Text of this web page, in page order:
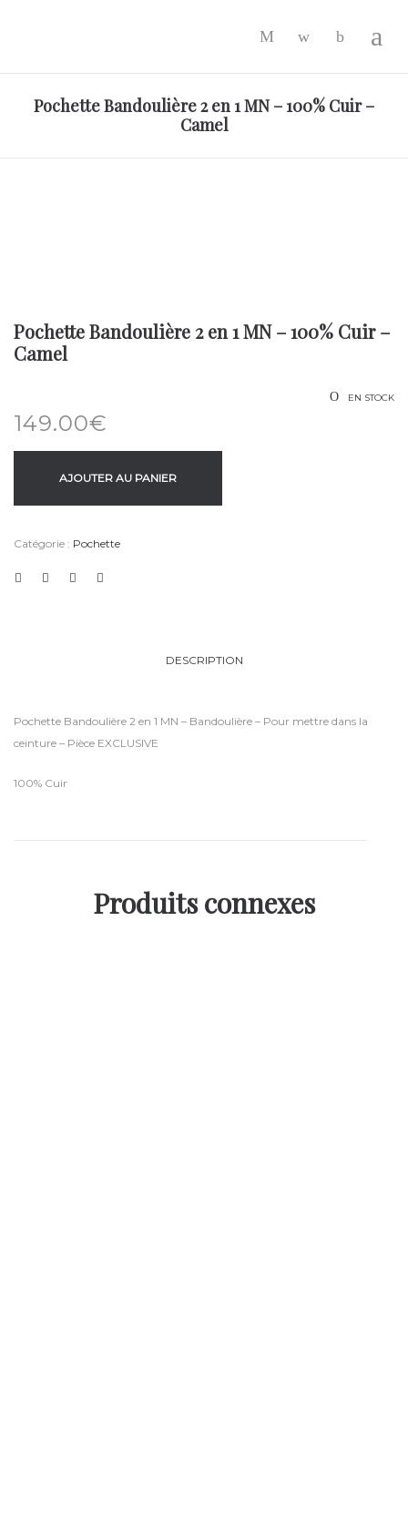
Pochette Bandoulière 2 en 1 MN – 100% Cuir –
Camel
Pochette Bandoulière 2 en 1 MN – 100% Cuir –
Camel
EN STOCK
149.00€
AJOUTER AU PANIER
Catégorie : Pochette
DESCRIPTION
Pochette Bandoulière 2 en 1 MN – Bandoulière – Pour mettre dans la
ceinture – Pièce EXCLUSIVE
100% Cuir
Produits connexes